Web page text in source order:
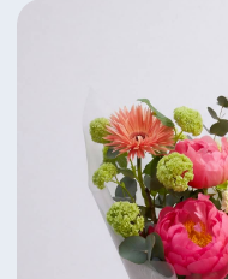
Адреса:
+7 (902) 888-90-70
пр-т Ленина, 30
+7 (904) 261-07-99